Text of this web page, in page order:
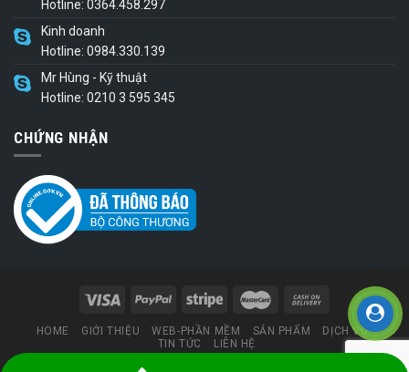
Hotline: 0364.458.297
Kinh doanh
Hotline: 0984.330.139
Mr Hùng - Kỹ thuật
Hotline: 0210 3 595 345
CHỨNG NHẬN
HOME GIỚI THIỆU WEB-PHẦN MỀM SẢN PHẨM
DỊCH VỤ
TIN TỨC
LIÊN HỆ